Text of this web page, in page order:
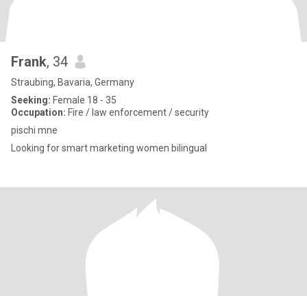
Frank, 34
Straubing, Bavaria, Germany
Seeking: Female 18 - 35
Occupation: Fire / law enforcement / security
pischi mne
Looking for smart marketing women bilingual